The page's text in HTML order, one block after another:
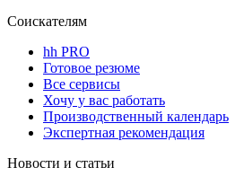
Соискателям
hh PRO
Готовое резюме
Все сервисы
Хочу у вас работать
Производственный календарь
Экспертная рекомендация
Новости и статьи